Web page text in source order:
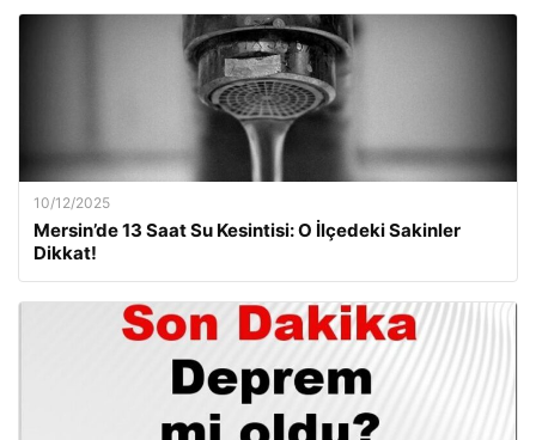
10/12/2025
Mersin’de 13 Saat Su Kesintisi: O İlçedeki Sakinler
Dikkat!